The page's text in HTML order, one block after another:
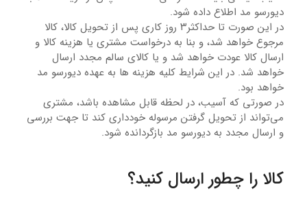
دیورسو مد اطلاع داده شود.
در این صورت تا حداکثر۳ روز کاری پس از تحویل کالا، کالا
مرجوع خواهد شد، و بنا به درخواست مشتری یا هزینه کالا و
ارسال کالا عودت خواهد شد و یا کالای سالم مجدد ارسال
خواهد شد. در این شرایط کلیه هزینه ها به عهده دیورسو مد
خواهد بود.
در صورتی که آسیب‏‌، در لحظه قابل مشاهده باشد، مشتری
می‏‌تواند از تحویل‌ گرفتن مرسوله خودداری کند تا جهت بررسی
و ارسال مجدد به دیورسو مد بازگردانده شود.
کالا را چطور ارسال کنید؟